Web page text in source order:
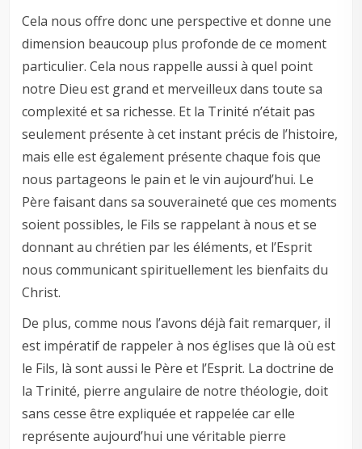
Cela nous offre donc une perspective et donne une
dimension beaucoup plus profonde de ce moment
particulier. Cela nous rappelle aussi à quel point
notre Dieu est grand et merveilleux dans toute sa
complexité et sa richesse. Et la Trinité n’était pas
seulement présente à cet instant précis de l’histoire,
mais elle est également présente chaque fois que
nous partageons le pain et le vin aujourd’hui. Le
Père faisant dans sa souveraineté que ces moments
soient possibles, le Fils se rappelant à nous et se
donnant au chrétien par les éléments, et l’Esprit
nous communicant spirituellement les bienfaits du
Christ.
De plus, comme nous l’avons déjà fait remarquer, il
est impératif de rappeler à nos églises que là où est
le Fils, là sont aussi le Père et l’Esprit. La doctrine de
la Trinité, pierre angulaire de notre théologie, doit
sans cesse être expliquée et rappelée car elle
représente aujourd’hui une véritable pierre